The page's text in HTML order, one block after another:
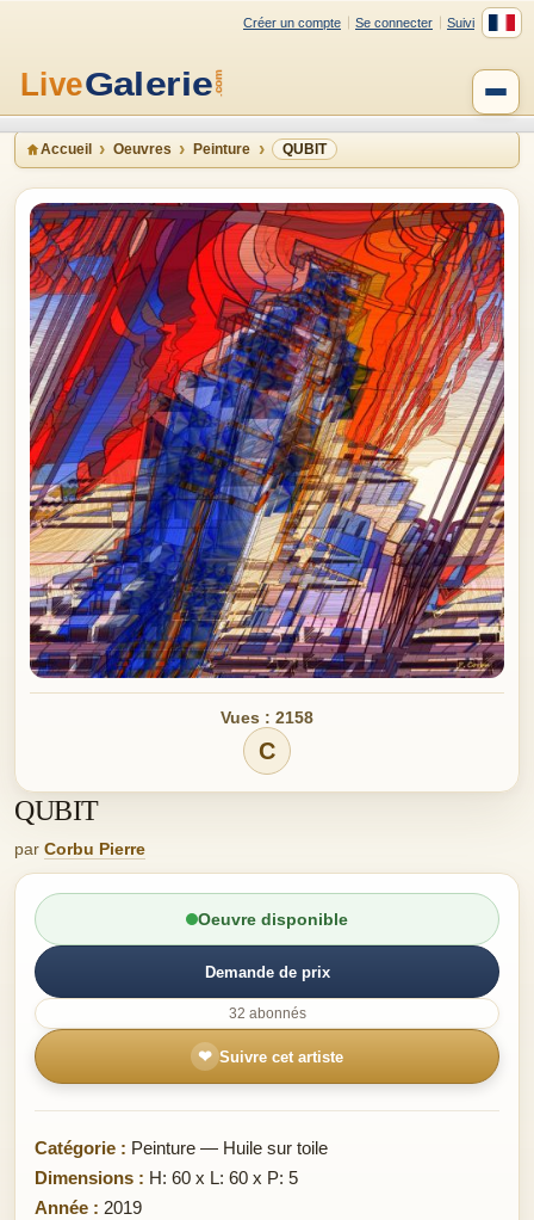
Créer un compte Se connecter Suivi
Accueil Oeuvres Peinture QUBIT
Vues : 2158
C
QUBIT
par Corbu Pierre
Oeuvre disponible
Demande de prix
32 abonnés
❤ Suivre cet artiste
Catégorie : Peinture — Huile sur toile
Dimensions : H: 60 x L: 60 x P: 5
Année : 2019